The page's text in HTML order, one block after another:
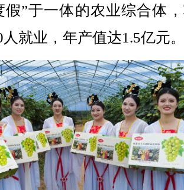
假”于一体的农业综合体
人就业，年产值达1.5亿元